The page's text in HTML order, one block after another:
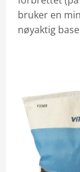
bruker en
nøyaktig